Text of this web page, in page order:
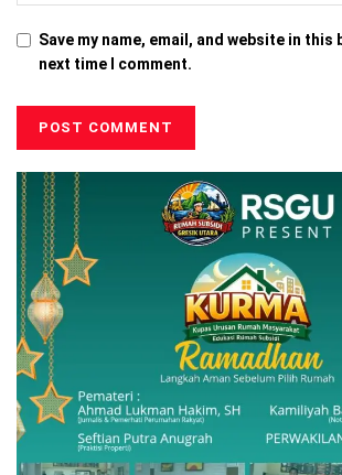
Save my name, email, and website in
next time I comment.